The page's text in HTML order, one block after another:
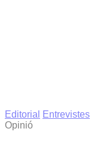
Editorial
Entrevistes
Opinió